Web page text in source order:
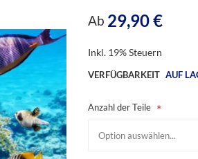
Ab 29,90 €
Inkl. 19% Steuern
VERFÜGBARKEIT AUF
Anzahl der Teile